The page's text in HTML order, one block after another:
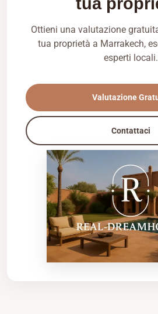
Ottieni una valutazione
tua proprietà a Marrakech,
esperti locali.
Valutazione
Contattaci